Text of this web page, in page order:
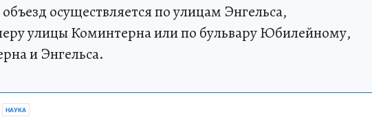
осуществляется по улицам Энгельса,
улицы Коминтерна или по бульвару Юбилейному,
и Энгельса.
НАУКА